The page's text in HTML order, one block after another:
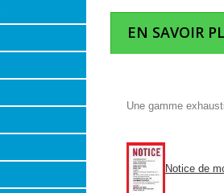
EN SAVOIR
Une gamme
Notice de